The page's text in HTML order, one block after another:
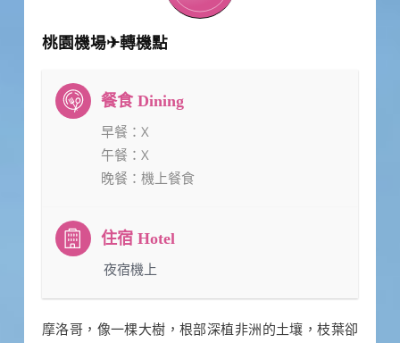
桃園機場✈轉機點
早餐 ：X
午餐 ：X
晚餐 ：機上餐食
：夜宿機上
摩洛哥，像一棵大樹，根部深植非洲的土壤，枝葉卻